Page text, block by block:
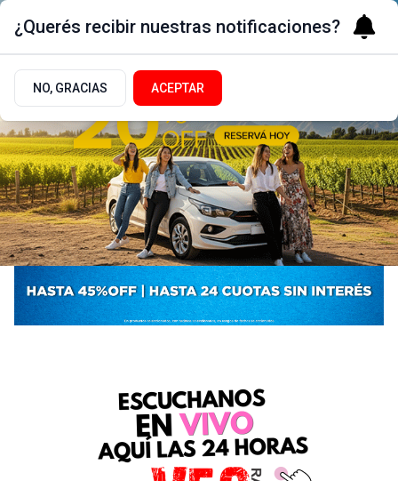
¿Querés recibir nuestras notificaciones?
NO, GRACIAS ACEPTAR